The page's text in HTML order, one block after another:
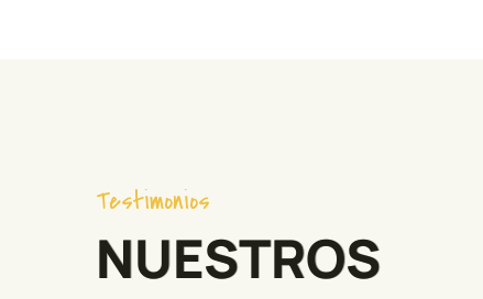
Testimonios
NUESTROS